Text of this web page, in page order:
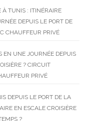
À TUNIS : ITINÉRAIRE
DEPUIS LE PORT DE
CHAUFFEUR PRIVÉ
EN UNE JOURNÉE DEPUIS
? CIRCUIT
PRIVÉ
DEPUIS LE PORT DE LA
EN ESCALE CROISIÈRE
?